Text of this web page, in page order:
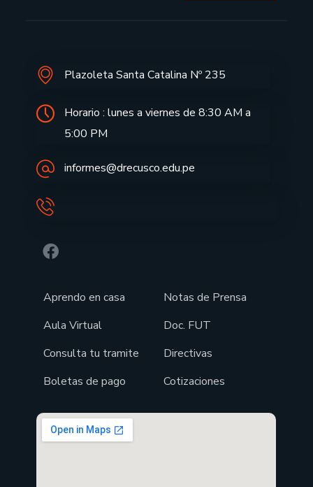
Plazoleta Santa Catalina Nº 235
Horario : lunes a viernes de 8:30 AM a
5:00 PM
informes@drecusco.edu.pe
Aprendo en casa
Aula Virtual
Consulta tu tramite
Boletas de pago
Notas de Prensa
Doc. FUT
Directivas
Cotizaciones